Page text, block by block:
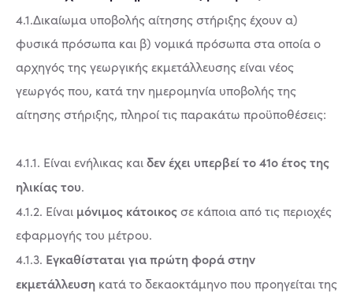
4.1.Δικαίωμα υποβολής αίτησης στήριξης έχουν α)
φυσικά πρόσωπα και β) νομικά πρόσωπα στα οποία ο
αρχηγός της γεωργικής εκμετάλλευσης είναι νέος
γεωργός που, κατά την ημερομηνία υποβολής της
αίτησης στήριξης, πληροί τις παρακάτω προϋποθέσεις:
4.1.1. Είναι ενήλικας καιδεν έχει υπερβεί το 41ο έτος της
ηλικίας του.
4.1.2. Είναι μόνιμος κάτοικοςσε κάποια από τις περιοχές
εφαρμογής του μέτρου.
4.1.3. Εγκαθίσταται για πρώτη φορά στην
εκμετάλλευση κατά το δεκαοκτάμηνο που προηγείται της